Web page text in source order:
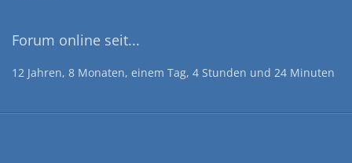
Forum online seit...
12 Jahren, 8 Monaten, einem Tag, 4 Stunden und 24 Minuten